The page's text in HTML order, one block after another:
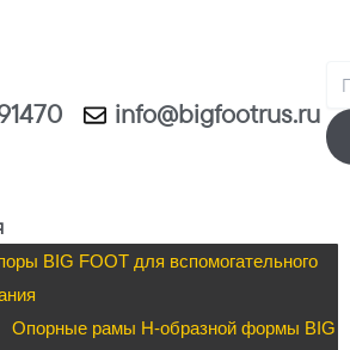
info@bigfootrus.ru
BIG FOOT для вспомогательного
Опорные рамы H-образной формы BIG